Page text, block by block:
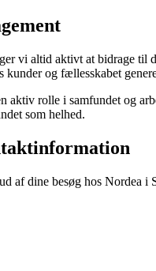
vi altid aktivt at bidrage til
kunder og fællesskabet
aktiv rolle i samfundet og
som helhed.
af dine besøg hos Nordea